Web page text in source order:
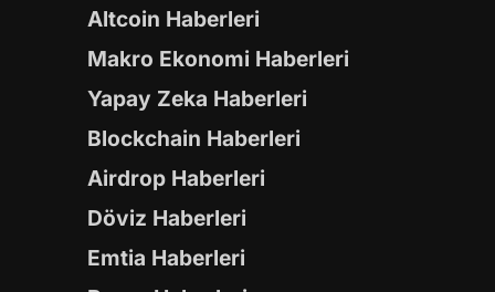
Altcoin Haberleri
Makro Ekonomi Haberleri
Yapay Zeka Haberleri
Blockchain Haberleri
Airdrop Haberleri
Döviz Haberleri
Emtia Haberleri